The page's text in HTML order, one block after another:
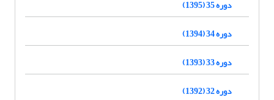
دوره 35 (1395)
دوره 34 (1394)
دوره 33 (1393)
دوره 32 (1392)